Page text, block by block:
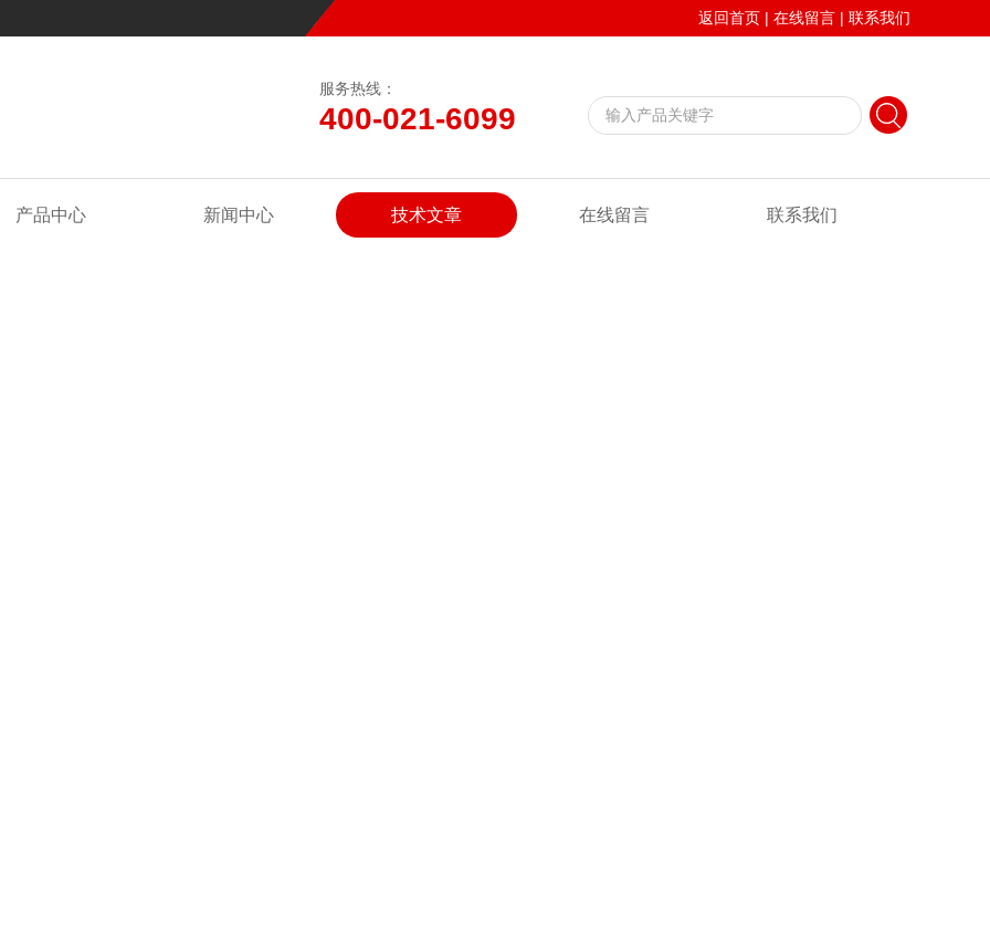
返回首页 | 在线留言 | 联系我们
服务热线：
400-021-6099
产品中心 新闻中心 技术文章 在线留言 联系我们